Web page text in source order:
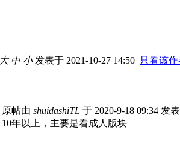
大 中 小发表于 2021-10-27 14:50 只看该
原帖由 shuidashiTL 于 2020-9-18 09:34 发
10年以上，主要是看成人版块